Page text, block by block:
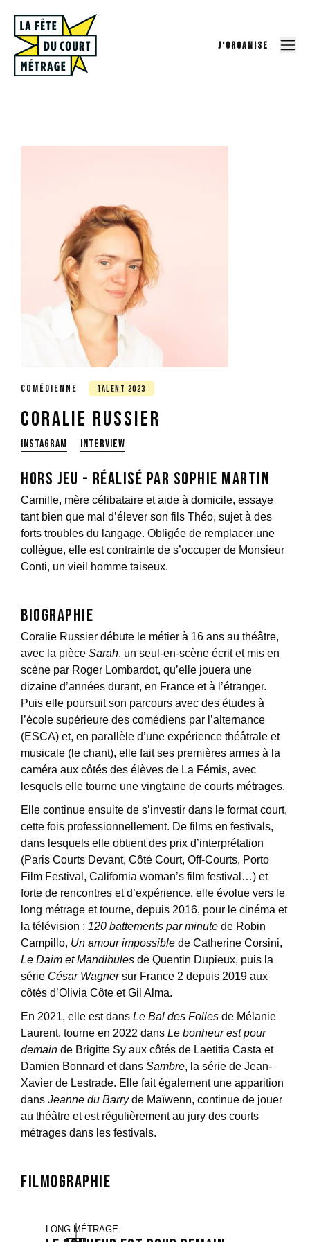
J‘ORGANISE
COMÉDIENNE TALENT 2023
Coralie Russier
INSTAGRAM INTERVIEW
Hors jeu - réalisé par Sophie Martin
Camille, mère célibataire et aide à domicile, essaye
tant bien que mal d’élever son fils Théo, sujet à des
forts troubles du langage. Obligée de remplacer une
collègue, elle est contrainte de s’occuper de Monsieur
Conti, un vieil homme taiseux.
Biographie
Coralie Russier débute le métier à 16 ans au théâtre,
avec la pièce Sarah, un seul-en-scène écrit et mis en
scène par Roger Lombardot, qu’elle jouera une
dizaine d’années durant, en France et à l’étranger.
Puis elle poursuit son parcours avec des études à
l’école supérieure des comédiens par l’alternance
(ESCA) et, en parallèle d’une expérience théâtrale et
musicale (le chant), elle fait ses premières armes à la
caméra aux côtés des élèves de La Fémis, avec
lesquels elle tourne une vingtaine de courts métrages.
Elle continue ensuite de s’investir dans le format court,
cette fois professionnellement. De films en festivals,
dans lesquels elle obtient des prix d’interprétation
(Paris Courts Devant, Côté Court, Off-Courts, Porto
Film Festival, California woman’s film festival…) et
forte de rencontres et d’expérience, elle évolue vers le
long métrage et tourne, depuis 2016, pour le cinéma et
la télévision : 120 battements par minute de Robin
Campillo, Un amour impossible de Catherine Corsini,
Le Daim et Mandibules de Quentin Dupieux, puis la
série César Wagnersur France 2 depuis 2019 aux
côtés d’Olivia Côte et Gil Alma.
En 2021, elle est dans Le Bal des Folles de Mélanie
Laurent, tourne en 2022 dans Le bonheur est pour
demain de Brigitte Sy aux côtés de Laetitia Casta et
Damien Bonnard et dans Sambre, la série de Jean-
Xavier de Lestrade. Elle fait également une apparition
dans Jeanne du Barryde Maïwenn, continue de jouer
au théâtre et est régulièrement au jury des courts
métrages dans les festivals.
Filmographie
LONG MÉTRAGE